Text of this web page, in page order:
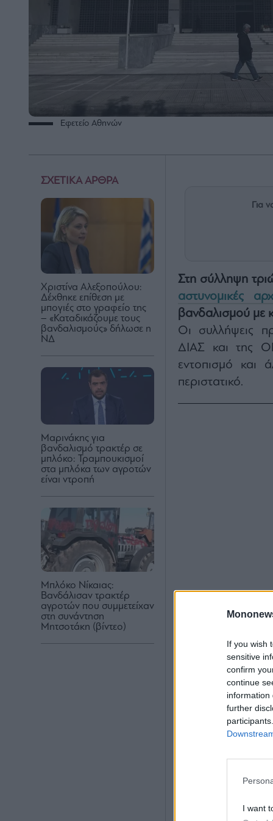
If you wish
sensitive
confirm
continue
information
further
I want
Εφετείο Αθηνών
ΣΧΕΤΙΚΑ ΑΡΘΡΑ
Χριστίνα Αλεξοπούλου:
Δέχθηκε επίθεση με
μπογιές στο γραφείο της
– «Καταδικάζουμε τους
βανδαλισμούς» δήλωσε η
ΝΔ
Μαρινάκης για
βανδαλισμό τρακτέρ σε
μπλόκο: Τραμπουκισμοί
στα μπλόκα των αγροτών
είναι ντροπή
Μπλόκο Νίκαιας:
Βανδάλισαν τρακτέρ
αγροτών που συμμετείχαν
στη συνάντηση
Μητσοτάκη (βίντεο)
Για
Στη σύλληψη
αστυνομικές
βανδαλισμού με
Οι συλλήψεις
ΔΙΑΣ και της
εντοπισμό και
περιστατικό.